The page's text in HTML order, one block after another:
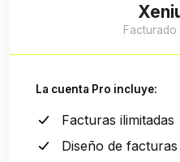
Facturado
La cuenta Pro incluye:
Facturas ilimitadas
Diseño de